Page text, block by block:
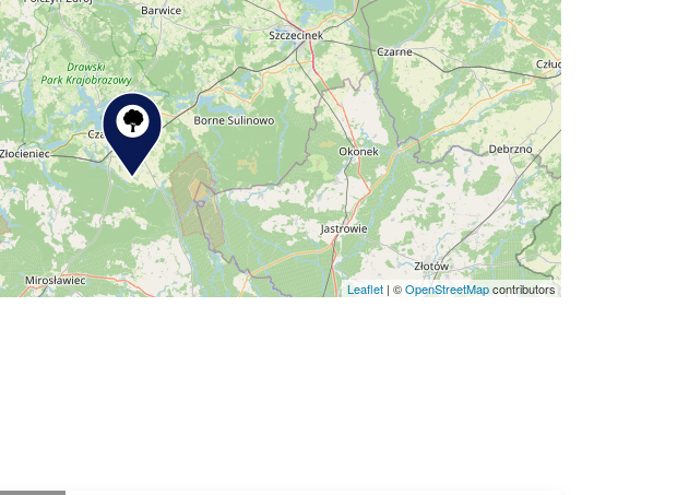
Leaflet | ©OpenStreetMapcontributors